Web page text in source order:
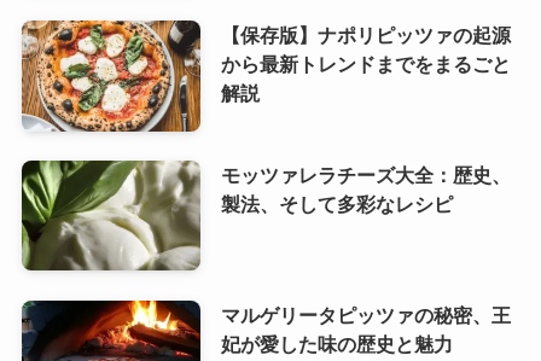
【保存版】ナポリピッツァの起源
から最新トレンドまでをまるごと
解説
モッツァレラチーズ大全：歴史、
製法、そして多彩なレシピ
マルゲリータピッツァの秘密、王
妃が愛した味の歴史と魅力